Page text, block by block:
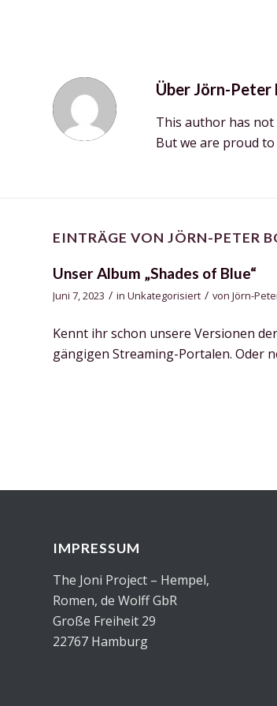
Über Jörn-Peter
This author has
But we are proud
EINTRÄGE VON JÖRN-PETER
Unser Album „Shades of Blue“
Juni 7, 2023 / in Unkategorisiert / von Jörn-
Kennt ihr schon unsere Versionen
gängigen Streaming-Portalen. Oder
IMPRESSUM
The Joni Project – Hempel,
Romen, de Wolff GbR
Große Freiheit 29
22767 Hamburg